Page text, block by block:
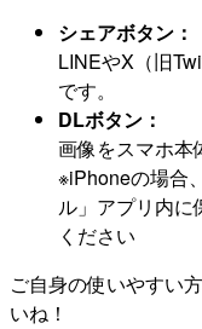
シェアボタン：
LINEやX（旧
です。
DLボタン：
画像をスマホ本
※iPhoneの場合
ル」アプリ内
ください
ご自身の使いやすい
いね！